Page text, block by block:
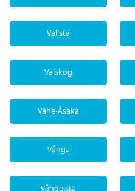
Vallsta
Valskog
Väne-Åsaka
Vånga
Vångelsta